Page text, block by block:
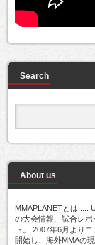
Search
About us
MMAPLANETとは.....
の大会情報、試合レ
ト。 2007年6月より
開始し、海外MMAの